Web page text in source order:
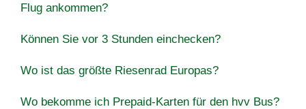
Flug ankommen?
Können Sie vor 3 Stunden einchecken?
Wo ist das größte Riesenrad Europas?
Wo bekomme ich Prepaid-Karten für den hvv Bus?